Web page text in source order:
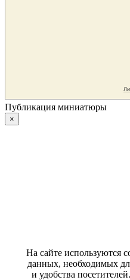
Публикация миниатюры
×
На сайте используются
данных, необходимых
и удобства